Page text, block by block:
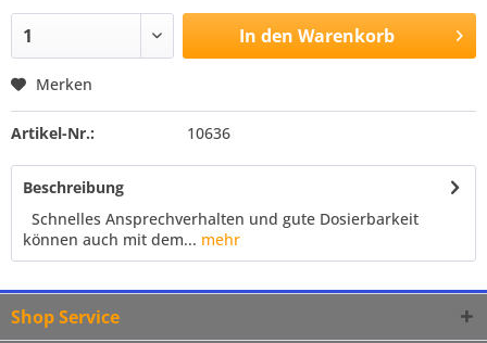
In den Warenkorb
Merken
Artikel-Nr.: 10636
Beschreibung
Schnelles Ansprechverhalten und gute Dosierbarkeit
können auch mit dem... mehr
Shop Service